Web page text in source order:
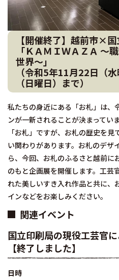
【開催終了】越前市×
「ＫＡＭＩＷＡＺＡ ～
世界～」
（令和5年11月22日（
（日曜日）まで）
私たちの身近にある「お札」は、
ンが一新されることが決まってい
「お札」ですが、お札の歴史を
い関わりがあります。お札のデザ
ら、今回、お札のふるさと越前に
のもと企画展を開催します。工芸
れた美しいすき入れ作品と共に、
インなどをお楽しみください。
関連イベント
国立印刷局の現役工芸官
【終了しました】
日時